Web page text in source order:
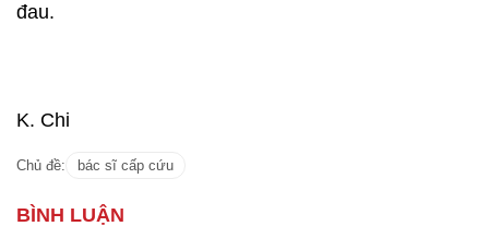
đau.
K. Chi
Chủ đề: bác sĩ cấp cứu